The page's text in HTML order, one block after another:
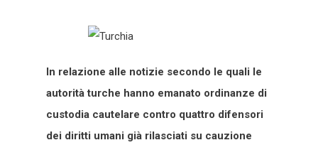
In relazione alle notizie secondo le quali le
autorità turche hanno emanato ordinanze di
custodia cautelare contro quattro difensori
dei diritti umani già rilasciati su cauzione